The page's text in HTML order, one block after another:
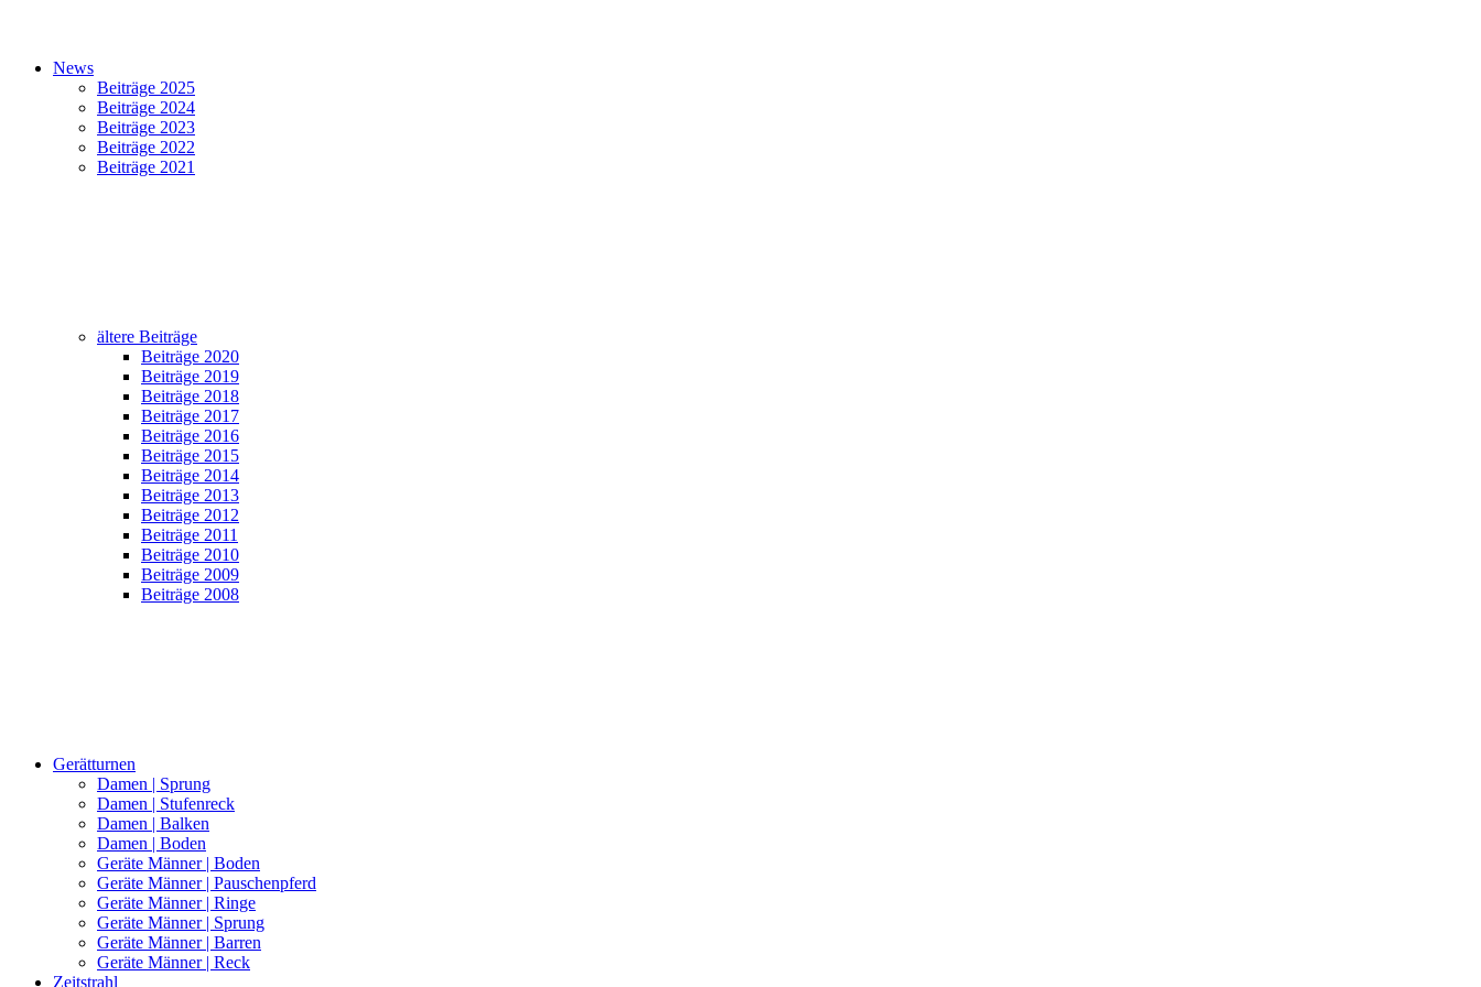
News
Beiträge 2025
Beiträge 2024
Beiträge 2023
Beiträge 2022
Beiträge 2021
ältere Beiträge
Beiträge 2020
Beiträge 2019
Beiträge 2018
Beiträge 2017
Beiträge 2016
Beiträge 2015
Beiträge 2014
Beiträge 2013
Beiträge 2012
Beiträge 2011
Beiträge 2010
Beiträge 2009
Beiträge 2008
Gerätturnen
Damen | Sprung
Damen | Stufenreck
Damen | Balken
Damen | Boden
Geräte Männer | Boden
Geräte Männer | Pauschenpferd
Geräte Männer | Ringe
Geräte Männer | Sprung
Geräte Männer | Barren
Geräte Männer | Reck
Zeitstrahl